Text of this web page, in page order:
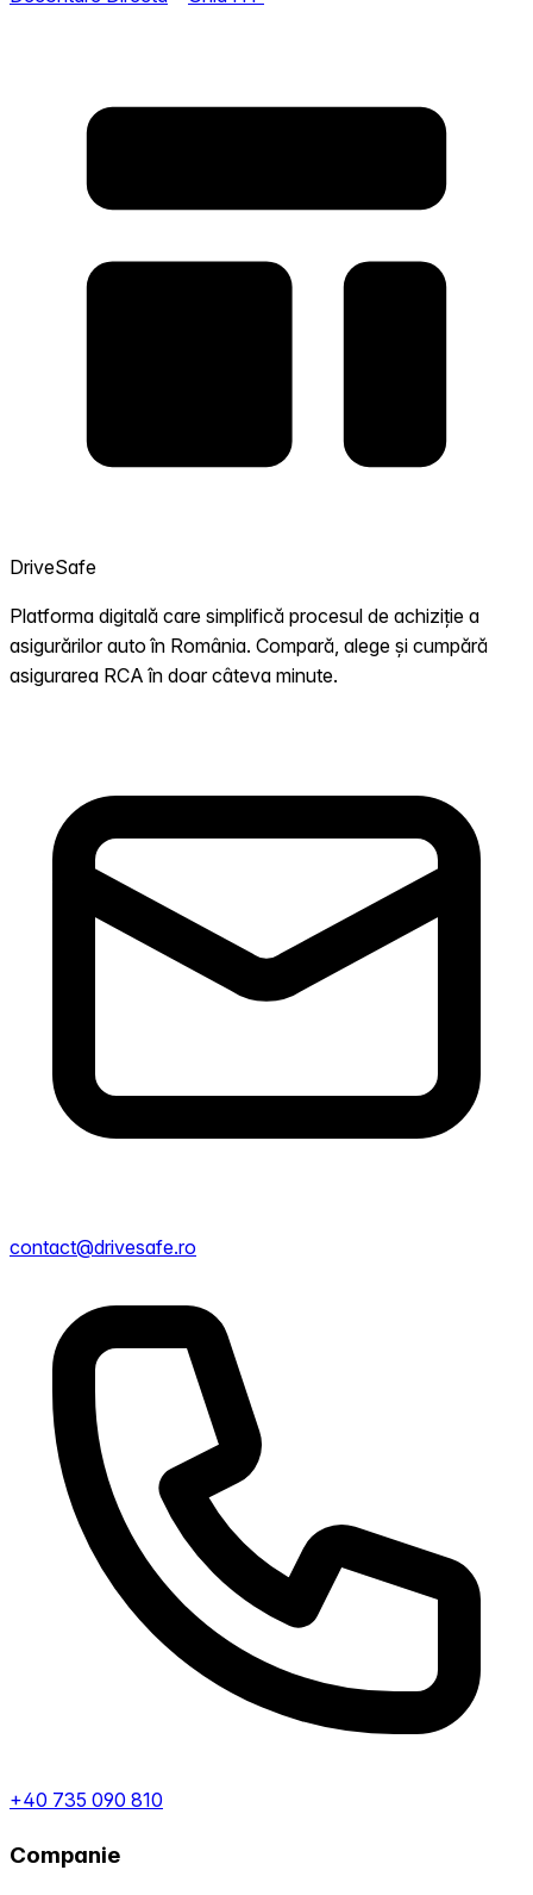
DriveSafe
Platforma digitală care simplifică procesul de achiziție a
asigurărilor auto în România. Compară, alege și cumpără
asigurarea RCA în doar câteva minute.
contact@drivesafe.ro
+40 735 090 810
Companie